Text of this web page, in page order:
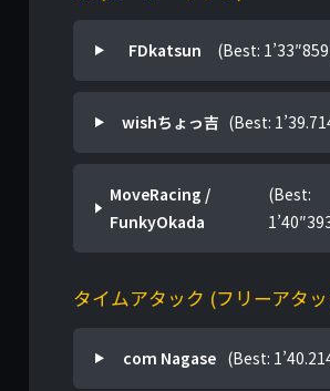
FDkatsun (Best:
wishちょっ吉 (Best:
MoveRacing /
FunkyOkada
(Best:
タイムアタック (フリーアタ
com Nagase (Best: